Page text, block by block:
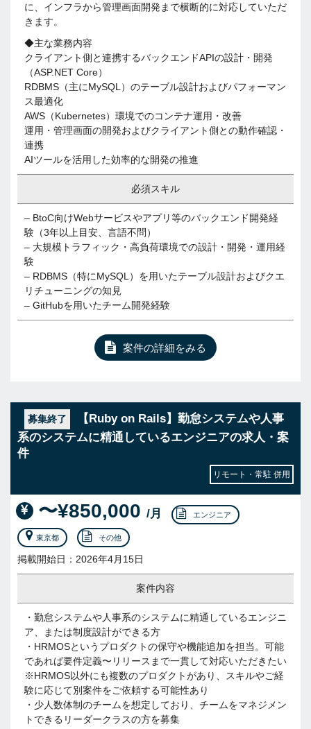
に、インフラから管理画面開発まで横断的に対応していただ
きます。
◆主な業務内容
クライアント側と連携するバックエンドAPIの設計・開発
（ASP.NET Core）
RDBMS（主にMySQL）のテーブル設計およびパフォーマン
ス最適化
AWS（Kubernetes）環境でのコンテナ運用・改善
運用・管理画面の開発およびクライアント側との動作確認・
連携
AIツールを活用した効率的な開発の推進
必須スキル
– BtoC向けWebサービスやアプリ等のバックエンド開発経
験（3年以上目安、言語不問）
– 大規模トラフィック・高負荷環境での設計・開発・運用経
験
– RDBMS（特にMySQL）を用いたテーブル設計およびクエ
リチューニングの知見
– GitHubを用いたチーム開発経験
案件の詳細をみる
募集終了
【Ruby on Rails】勤怠システムや人事
系のシステムに精通しているエンジニアの求人・案
件
リモート・常駐 併用
〜¥850,000 /月 エンジニア
東京都 その他
掲載開始日：2026年4月15日
案件内容
・勤怠システムや人事系のシステムに精通しているエンジニ
ア、または制度設計ができる方
・HRMOSというプロダクトの保守や機能追加を担当。可能
であれば要件定義〜リリースまで一貫して対応いただきたい
※HRMOS以外にも複数のプロダクトがあり、スキルやご経
験に応じて別案件をご依頼する可能性あり
・少人数体制のチームを想定しており、チームをマネジメン
トできるリーダークラスの方を募集